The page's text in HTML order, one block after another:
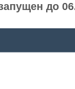
до